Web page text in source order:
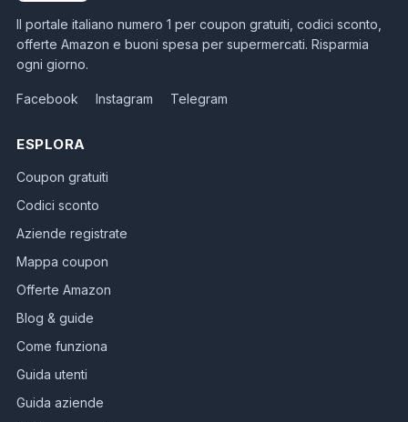
Il portale italiano numero 1 per coupon gratuiti, codici sconto,
offerte Amazon e buoni spesa per supermercati. Risparmia
ogni giorno.
Facebook Instagram Telegram
ESPLORA
Coupon gratuiti
Codici sconto
Aziende registrate
Mappa coupon
Offerte Amazon
Blog & guide
Come funziona
Guida utenti
Guida aziende